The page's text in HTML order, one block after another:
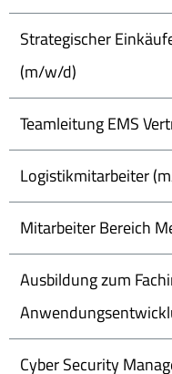
Strategischer
(m/w/d)
Teamleitung EMS
Logistikmitarbeiter
Mitarbeiter Bereich
Ausbildung zum
Cyber Security